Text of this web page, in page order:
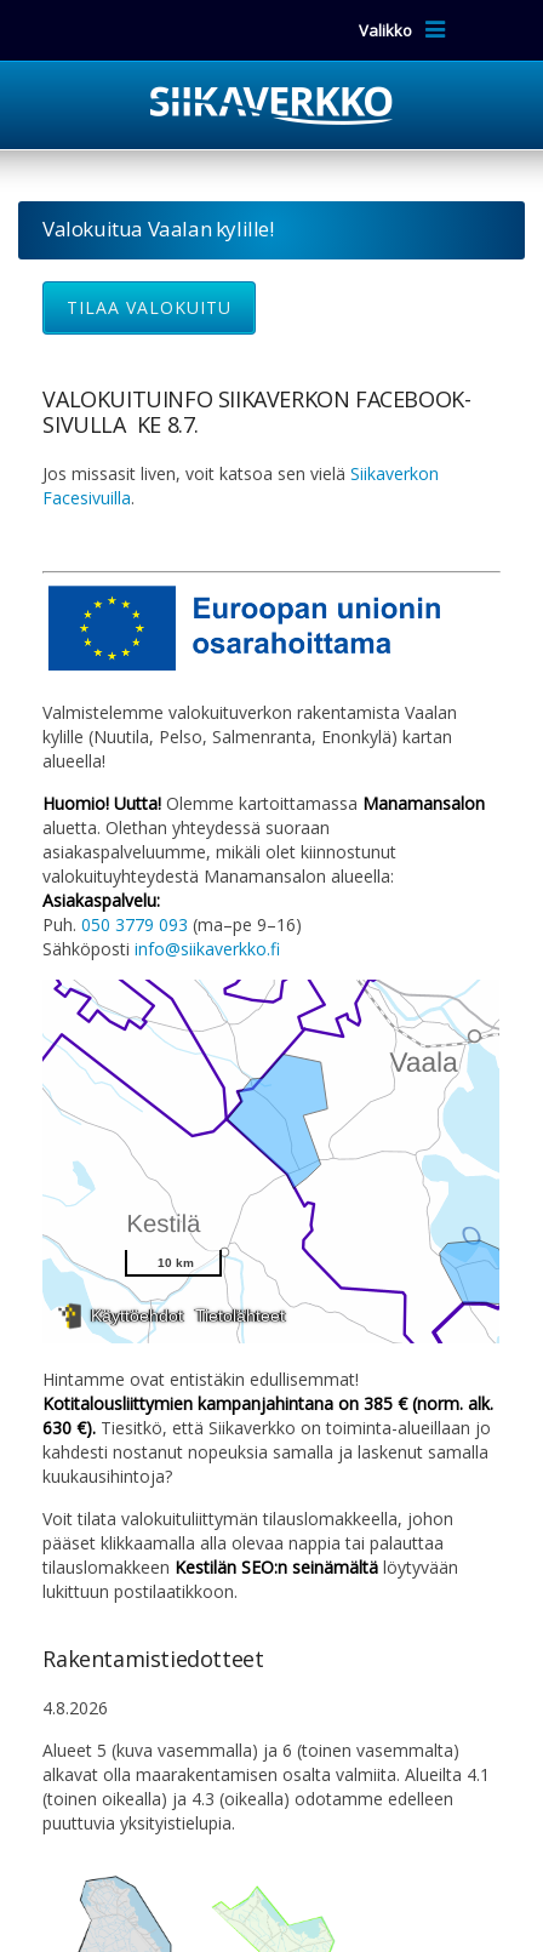
Valikko
Valokuitua Vaalan kylille!
TILAA VALOKUITU
VALOKUITUINFO SIIKAVERKON FACEBOOK-
SIVULLA KE 8.7.
Jos missasit liven, voit katsoa sen vieläSiikaverkon
Facesivuilla.
Valmistelemme valokuituverkon rakentamista Vaalan
kylille (Nuutila, Pelso, Salmenranta, Enonkylä) kartan
alueella!
Huomio! Uutta! Olemme kartoittamassa Manamansalon
aluetta. Olethan yhteydessä suoraan
asiakaspalveluumme, mikäli olet kiinnostunut
valokuituyhteydestä Manamansalon alueella:
Asiakaspalvelu:
Puh.050 3779 093 (ma–pe 9–16)
Sähköpostiinfo@siikaverkko.fi
Hintamme ovat entistäkin edullisemmat!
Kotitalousliittymien kampanjahintana on 385 € (norm. alk.
630 €). Tiesitkö, että Siikaverkko on toiminta-alueillaan jo
kahdesti nostanut nopeuksia samalla ja laskenut samalla
kuukausihintoja?
Voit tilata valokuituliittymän tilauslomakkeella, johon
pääset klikkaamalla alla olevaa nappia tai palauttaa
tilauslomakkeen Kestilän SEO:n seinämältä löytyvään
lukittuun postilaatikkoon.
Rakentamistiedotteet
4.8.2026
Alueet 5 (kuva vasemmalla) ja 6 (toinen vasemmalta)
alkavat olla maarakentamisen osalta valmiita. Alueilta 4.1
(toinen oikealla) ja 4.3 (oikealla) odotamme edelleen
puuttuvia yksityistielupia.